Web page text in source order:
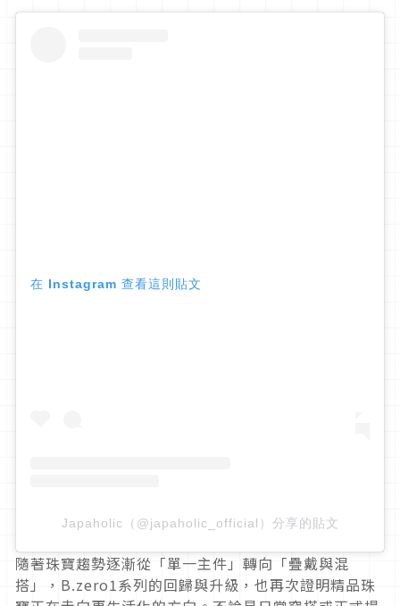
在 Instagram 查看這則貼文
Japaholic（@japaholic_official）分享的貼文
隨著珠寶趨勢逐漸從「單一主件」轉向「疊戴與混
搭」，B.zero1系列的回歸與升級， 也再次證明精品珠